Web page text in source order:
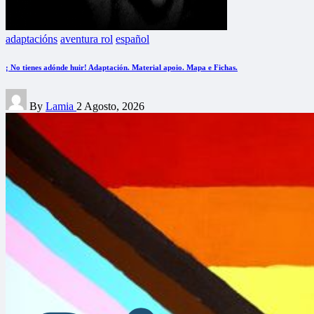
Posted
adaptacións aventura rol español
¡ No tienes adónde huir! Adaptación. Material apoio. Mapa e Fichas.
Posted
by
By Lamia 2 Agosto, 2026